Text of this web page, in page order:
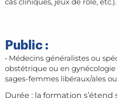
Public :
• Médecins généralistes ou
obstétrique ou en
sages-femmes libéraux/ales ou
Durée : la formation